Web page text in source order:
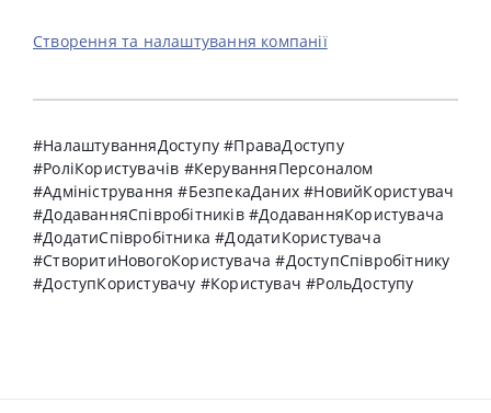
Створення та налаштування компанії
#НалаштуванняДоступу #ПраваДоступу
#РоліКористувачів #КеруванняПерсоналом
#Адміністрування #БезпекаДаних #НовийКористувач
#ДодаванняСпівробітників #ДодаванняКористувача
#ДодатиСпівробітника #ДодатиКористувача
#СтворитиНовогоКористувача #ДоступСпівробітнику
#ДоступКористувачу #Користувач #РольДоступу